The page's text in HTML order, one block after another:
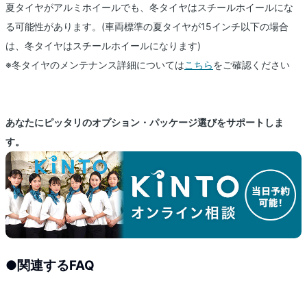
夏タイヤがアルミホイールでも、冬タイヤはスチールホイールにな
る可能性があります。(車両標準の夏タイヤが15インチ以下の場合
は、冬タイヤはスチールホイールになります)
※冬タイヤのメンテナンス詳細についてはこちらをご確認ください
あなたにピッタリのオプション・パッケージ選びをサポートしま
す。
●関連するFAQ